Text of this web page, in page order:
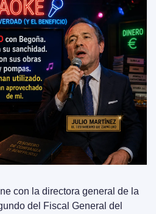
con la directora general de la
del Fiscal General del